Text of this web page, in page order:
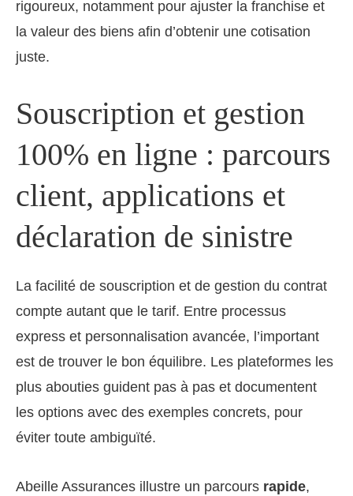
rigoureux, notamment pour ajuster la franchise et
la valeur des biens afin d’obtenir une cotisation
juste.
Souscription et gestion
100% en ligne : parcours
client, applications et
déclaration de sinistre
La facilité de souscription et de gestion du contrat
compte autant que le tarif. Entre processus
express et personnalisation avancée, l’important
est de trouver le bon équilibre. Les plateformes les
plus abouties guident pas à pas et documentent
les options avec des exemples concrets, pour
éviter toute ambiguïté.
Abeille Assurances illustre un parcours rapide,